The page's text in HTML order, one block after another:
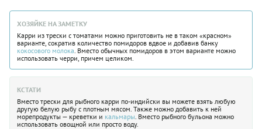
ХОЗЯЙКЕ НА ЗАМЕТКУ
Карри из трески с томатами можно приготовить не в таком «красном»
варианте, сократив количество помидоров вдвое и добавив банку
кокосового молока . Вместо обычных помидоров в этом варианте можно
использовать черри, причем целиком.
КСТАТИ
Вместо трески для рыбного карри по-индийски вы можете взять любую
другую белую рыбу с плотным мясом. Также можно добавить к ней
морепродукты — креветки и кальмары . Вместо рыбного бульона можно
использовать овощной или просто воду.